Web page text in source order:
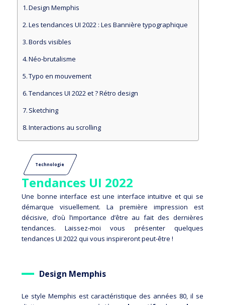
Design Memphis
Les tendances UI 2022 : Les Bannière typographique
Bords visibles
Néo-brutalisme
Typo en mouvement
Tendances UI 2022 et ? Rétro design
Sketching
Interactions au scrolling
Technologie
Tendances UI 2022
Une bonne interface est une interface intuitive et qui se
démarque visuellement. La première impression est
décisive, d’où l’importance d’être au fait des dernières
tendances. Laissez-moi vous présenter quelques
tendances UI 2022 qui vous inspireront peut-être !
Design Memphis
Le style Memphis est caractéristique des années 80, il se